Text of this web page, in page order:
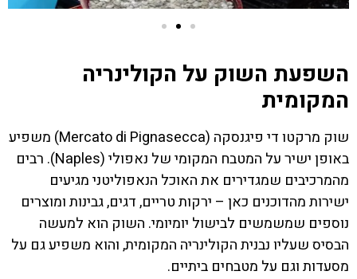
השפעת השוק על הקולינריה
המקומית
שוק מרקטו די פיגנסקה (Mercato di Pignasecca) משפיע
באופן ישיר על המטבח המקומי של נאפולי (Naples). רבים
מהמרכיבים שמגדירים את האוכל הנאפוליטני מגיעים
ישירות מהדוכנים כאן – ירקות טריים, דגים, גבינות ומוצרים
נוספים שמשמשים לבישול יומיומי. השוק הוא למעשה
הבסיס שעליו נבנית הקולינריה המקומית, והוא משפיע גם על
מסעדות וגם על מטבחים ביתיים.